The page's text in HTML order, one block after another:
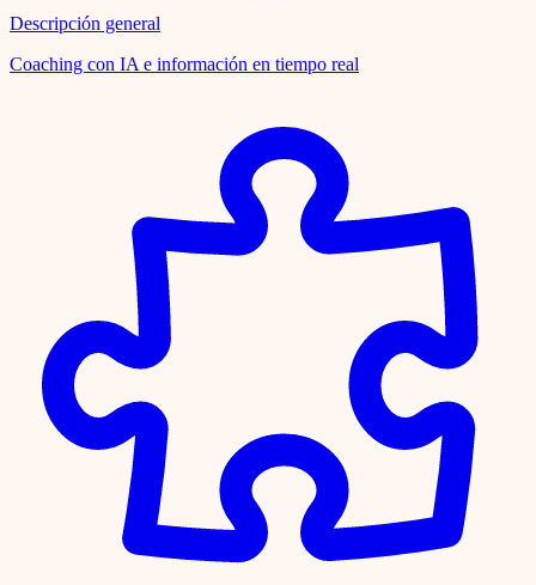
Descripción general
Coaching con IA e información en tiempo real